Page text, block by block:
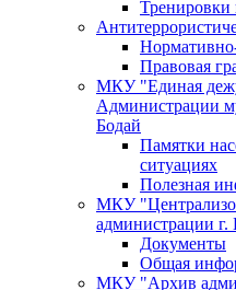
Тренировки
Правовая
МКУ "Единая
Администрации
Бодай
Памятки
ситуациях
Полезная
МКУ
администрации г.
Документы
Общая
МКУ "Архив